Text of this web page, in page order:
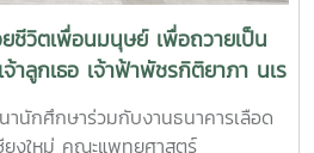
เชี่ยวชาญทางการแพทย์ ตลอดจน
เนื่องสำหรับวันที่สองของการอบรม
ณ์วิกฤตในมหาวิทยาลัย เช่น ภาวะ
ำร้ายตนเอง ความรุนแรง และการก
รวมถึงการออกแบบ
ชีวิตเพื่อนมนุษย์ เพื่อถวายเป็น
าลูกเธอ เจ้าฟ้าพัชรกิติยาภา นเร
ราช สาริณีสิริพัชร มหาวัชรราช
ศึกษาร่วมกับงานธนาคารเลือด
ยงใหม่ คณะแพทยศาสตร์